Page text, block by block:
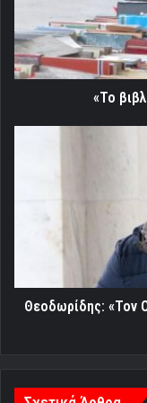
αγάπη»
«Το
Θεοδωρίδης: «Τον